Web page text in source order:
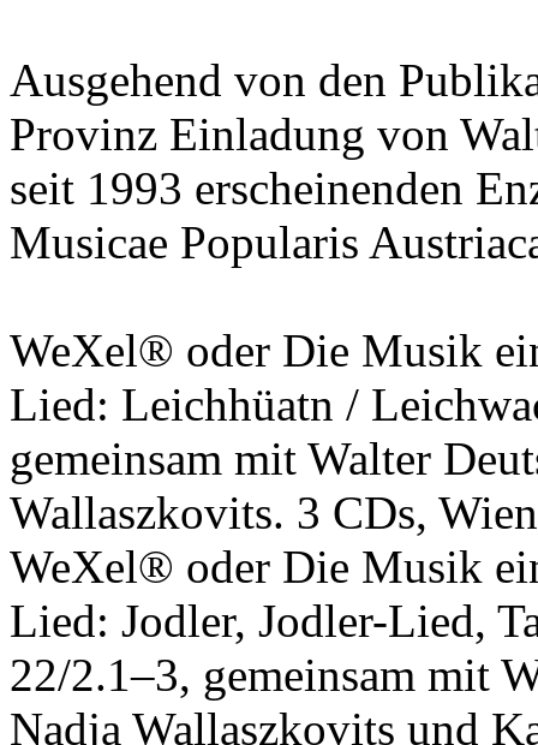
Ausgehend von den
Provinz Einladung von
seit 1993 erscheinenden
Musicae Popularis
WeXel® oder Die Musik
Lied: Leichhüatn /
gemeinsam mit Walter
Wallaszkovits. 3 CDs,
WeXel® oder Die Musik
Lied: Jodler, Jodler-Lied,
22/2.1–3, gemeinsam mit
Nadja Wallaszkovits und